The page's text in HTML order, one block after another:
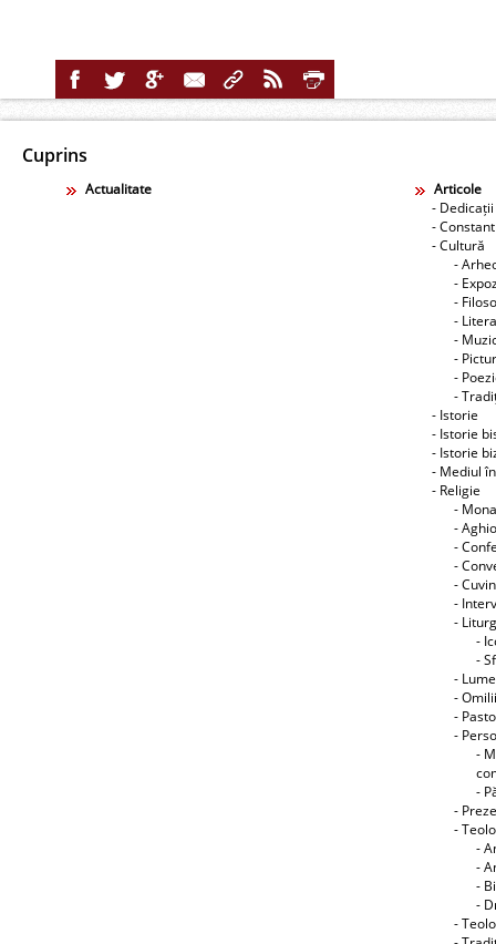
Cuprins
Actualitate
Articole
- Dedicații
-
- Cultură
-
-
-
-
-
-
-
-
- Istorie
- Istorie
- Istorie
- Mediul
- Religie
-
-
-
-
-
-
-
-
-
-
- Omilii
-
-
-
-
-
-
-
-
-
-
-